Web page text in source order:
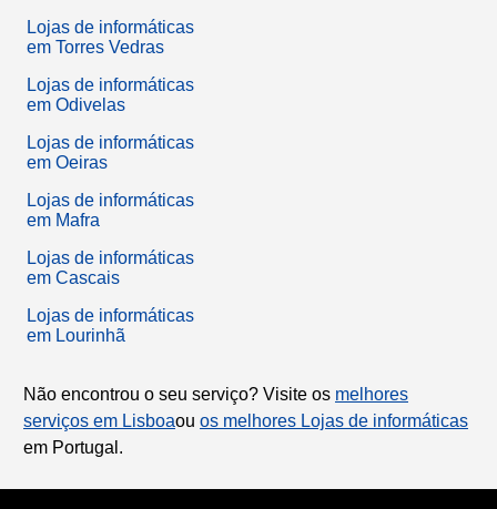
Lojas de informáticas
em Torres Vedras
Lojas de informáticas
em Odivelas
Lojas de informáticas
em Oeiras
Lojas de informáticas
em Mafra
Lojas de informáticas
em Cascais
Lojas de informáticas
em Lourinhã
Não encontrou o seu serviço? Visite os melhores
serviços em Lisboaou os melhores Lojas de informáticas
em Portugal.